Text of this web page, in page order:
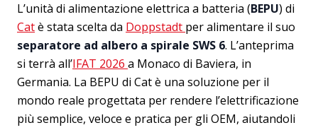
L’unità di alimentazione elettrica a batteria (BEPU) di
Catè stata scelta da Doppstadt per alimentare il suo
separatore ad albero a spirale SWS 6. L’anteprima
si terrà all’IFAT 2026 a Monaco di Baviera, in
Germania. La BEPU di Cat è una soluzione per il
mondo reale progettata per rendere l’elettrificazione
più semplice, veloce e pratica per gli OEM, aiutandoli